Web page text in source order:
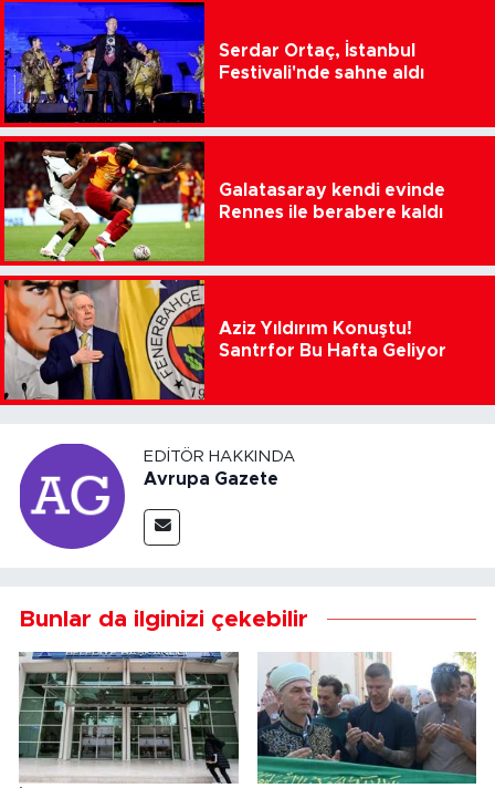
Serdar Ortaç, İstanbul
Festivali'nde sahne aldı
Galatasaray kendi evinde
Rennes ile berabere kaldı
Aziz Yıldırım Konuştu!
Santrfor Bu Hafta Geliyor
EDITÖR HAKKINDA
Avrupa Gazete
Bunlar da ilginizi çekebilir